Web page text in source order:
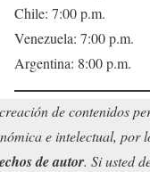
Chile: 7:00 p.m.
Venezuela: 7:00 p.m.
Argentina: 8:00 p.m.
de contenidos
e intelectual, por
de autor. Si usted